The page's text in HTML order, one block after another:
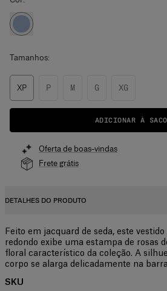
Tamanhos:
XP P M G XG
ADICIONAR À
Oferta de boas-vindas
Frete grátis
DETALHES DO PRODUTO
Feito em jacquard de seda, este
redondo exibe uma estampa de rosas
floral característico da coleção. A
corpo se alarga delicadamente na
SKU